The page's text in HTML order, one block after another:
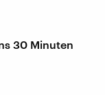
30 Minuten